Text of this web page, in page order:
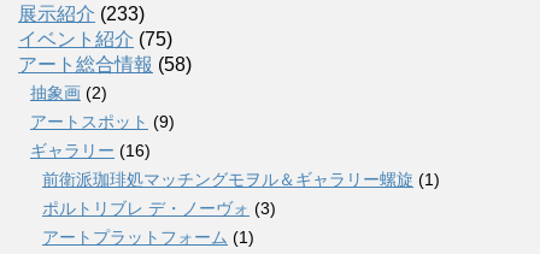
展示紹介 (233)
イベント紹介 (75)
アート総合情報 (58)
抽象画 (2)
アートスポット (9)
ギャラリー (16)
前衛派珈琲処マッチングモヲル＆ギャラリー螺旋 (1)
ポルトリブレ デ・ノーヴォ (3)
アートプラットフォーム (1)